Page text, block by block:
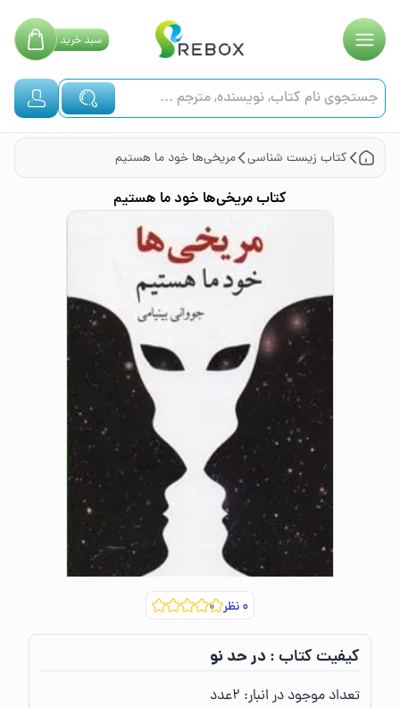
سبدخرید
کتاب زیست شناسی مریخی‌ها خود ما هستیم
کتابمریخی‌ها خود ما هستیم
۰نظر
کیفیت کتاب :‌در حد نو
تعداد موجود در انبار:‌ ۲عدد